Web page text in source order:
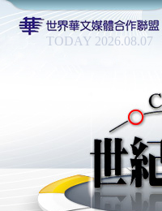
TODAY 2026.08.07